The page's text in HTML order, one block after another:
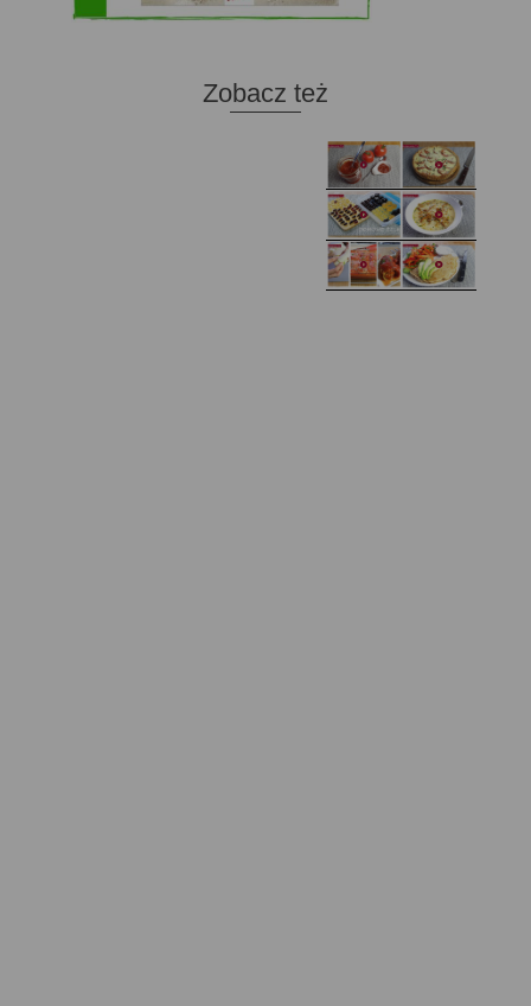
Zobacz też
Domowy ketchup (bez
cukru)
Tarta francuska z
cebulą i pomidorem
Domowe żelki
Zupa kurkowa z
selerem i pietruszką